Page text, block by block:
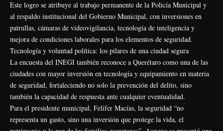
Este logro se atribuye al trabajo permanente de la Policía Municipal y
al respaldo institucional del Gobierno Municipal, con inversiones en
patrullas, cámaras de videovigilancia, tecnología de inteligencia y
mejora de condiciones laborales para los elementos de seguridad.
Tecnología y voluntad política: los pilares de una ciudad segura
La encuesta del INEGI también reconoce a Querétaro como una de las
ciudades con mayor inversión en tecnología y equipamiento en materia
de seguridad, fortaleciendo no solo la prevención del delito, sino
también la capacidad de respuesta ante cualquier eventualidad.
Para el presidente municipal, Felifer Macías, la seguridad “no
representa un gasto, sino una inversión que protege la vida, el